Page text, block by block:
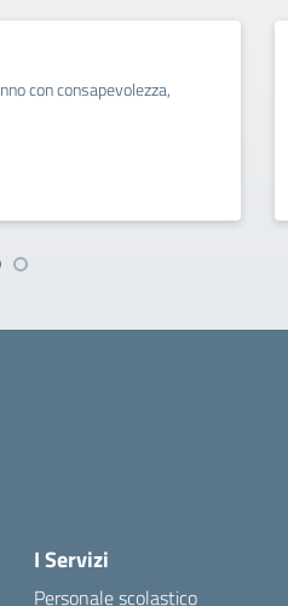
con consapevolezza,
I Servizi
Personale scolastico